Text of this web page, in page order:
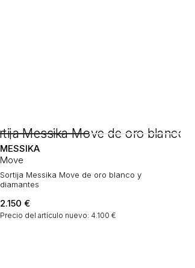
MESSIKA
Move
Sortija Messika Move de oro blanco y
diamantes
2.150 €
Precio del artículo nuevo: 4.100 €